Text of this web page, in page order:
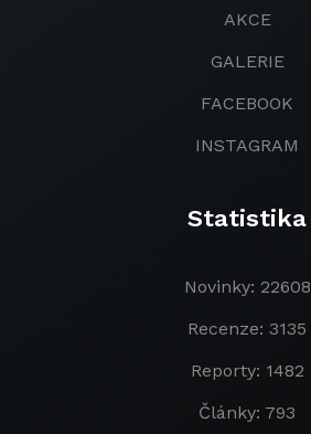
AKCE
GALERIE
FACEBOOK
INSTAGRAM
Statistika
Novinky: 22608
Recenze: 3135
Reporty: 1482
Články: 793